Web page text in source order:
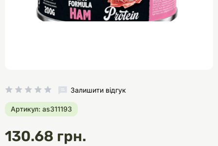
Залишити відгук
Артикул: as311193
130.68 грн.